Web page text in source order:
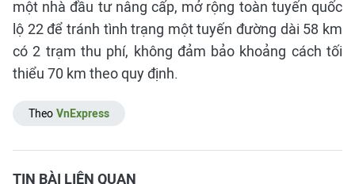
một nhà đầu tư nâng cấp, mở rộng toàn tuyến quốc
lộ 22 để tránh tình trạng một tuyến đường dài 58 km
có 2 trạm thu phí, không đảm bảo khoảng cách tối
thiểu 70 km theo quy định.
Theo VnExpress
TIN BÀI LIÊN QUAN